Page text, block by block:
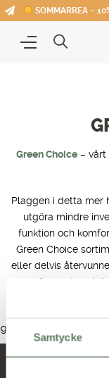
Samtycke
SOMMARREA –
Green Choice – vårt
Plaggen i detta mer
utgöra mindre
funktion och
Green Choice
eller delvis
en spännande och
är att hela Tuxers
produkter hittades